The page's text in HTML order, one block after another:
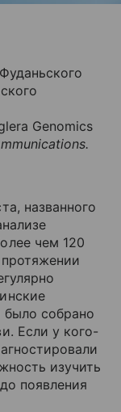
Genomics
названного
чем 120
собрано
Если у кого-
изучить
появления